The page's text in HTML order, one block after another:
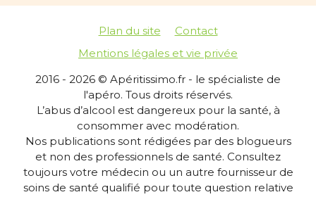
Plan du site
Contact
Mentions légales et vie privée
2016 - 2026 © Apéritissimo.fr - le spécialiste de
l'apéro. Tous droits réservés.
L’abus d’alcool est dangereux pour la santé, à
consommer avec modération.
Nos publications sont rédigées par des blogueurs
et non des professionnels de santé. Consultez
toujours votre médecin ou un autre fournisseur de
soins de santé qualifié pour toute question relative